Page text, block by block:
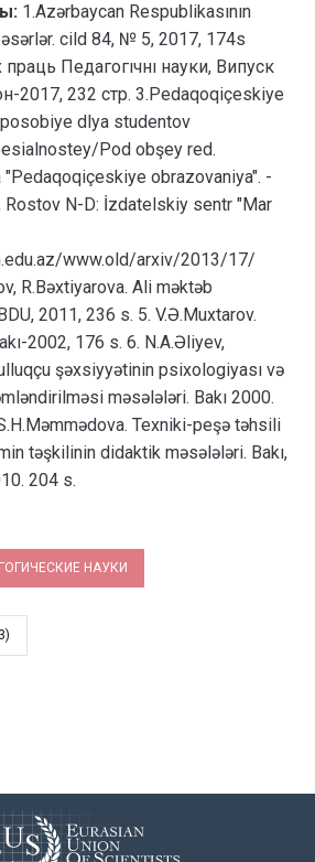
1.Azərbaycan Respublikasının
cild 84, № 5, 2017, 174s
Педагогıчнı науки, Випуск
2017, 232 стр. 3.Pedaqoqiçeskiye
dlya studentov
Pod obşey red.
"Pedaqoqiçeskiye obrazovaniya". -
Rostov N-D: İzdatelskiy sentr "Mar
www.old/arxiv/2013/17/
R.Bəxtiyarova. Ali məktəb
2011, 236 s. 5. V.Ə.Muxtarov.
2002, 176 s. 6. N.A.Əliyev,
şəxsiyyətinin psixologiyası və
məsələləri. Bakı 2000.
Texniki-peşə təhsili
təşkilinin didaktik məsələləri. Bakı,
204 s.
НАУКИ